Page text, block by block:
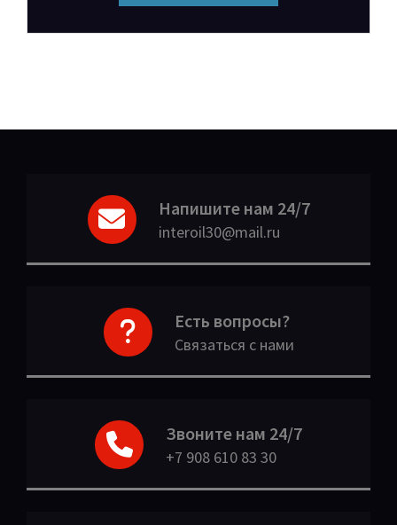
Напишите нам 24/7
interoil30@mail.ru
Есть вопросы?
Связаться с нами
Звоните нам 24/7
+7 908 610 83 30